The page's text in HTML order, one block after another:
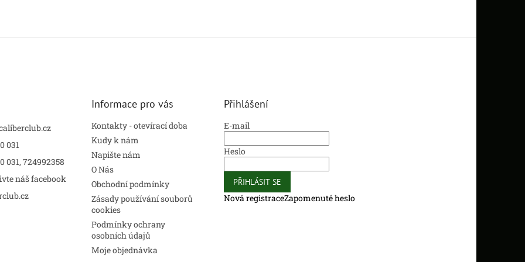
031
031, 724992358
náš facebook
Informace pro vás
Kontakty - otevírací doba
Kudy k nám
Napište nám
O Nás
Obchodní podmínky
Zásady používání souborů
cookies
Podmínky ochrany
osobních údajů
Moje objednávka
Přihlášení
E-mail
Heslo
PŘIHLÁSIT SE
Nová registraceZapomenuté heslo